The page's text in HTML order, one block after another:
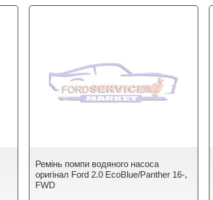
Ремінь помпи водяного насоса
оригінал Ford 2.0 EcoBlue/Panther 16-,
FWD